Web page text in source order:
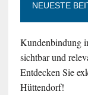
NEUESTE
Kundenbindung
sichtbar und
Entdecken Sie
Hüttendorf!